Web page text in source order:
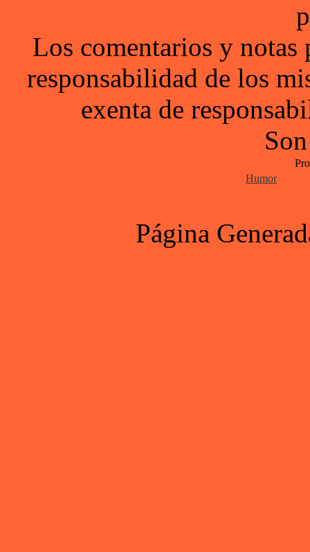
Los comentarios y notas
responsabilidad de los
exenta de
Humor
Página